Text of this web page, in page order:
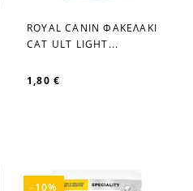
favorite_border
ROYAL CANIN ΦΑΚΕΛΑΚΙ
CAT ULT LIGHT...
1,80 €
-10%